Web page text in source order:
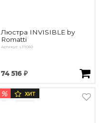
Люстра INVISIBLE by
Romatti
Артикул: L111050
74 516 ₽
% ХИТ